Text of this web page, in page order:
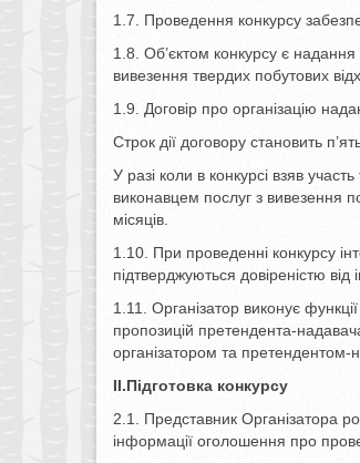
1.7. Проведення конкурсу
1.8. Об’єктом конкурсу є надання
вивезення твердих побутових
1.9. Договір про організацію
Строк дії договору становить
У разі коли в конкурсі взяв
виконавцем послуг з вивезення
місяців.
1.10. При проведенні конкурсу
підтверджуються довіреністю
1.11. Організатор виконує
пропозицій претендента-
організатором та
II.Підготовка конкурсу
2.1. Представник Організатора
інформації оголошення про